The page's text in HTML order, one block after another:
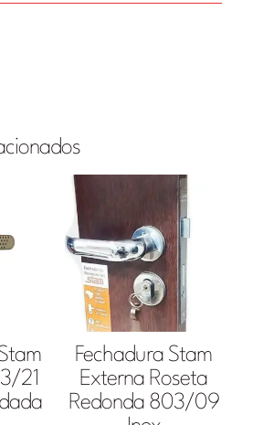
21
Fechadura Stam
Externa Roseta
Redonda 803/09